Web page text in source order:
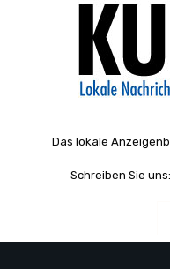
Das lokale
Schreiben Sie uns: